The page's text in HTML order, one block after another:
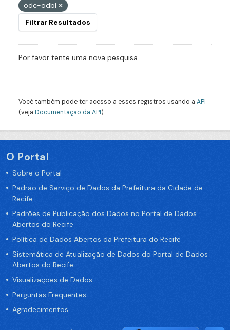
odc-odbl
Filtrar Resultados
Por favor tente uma nova pesquisa.
Você também pode ter acesso a esses registros usando a API
(veja Documentação da API).
O Portal
Sobre o Portal
Padrão de Serviço de Dados da Prefeitura da Cidade de
Recife
Padrões de Publicação dos Dados no Portal de Dados
Abertos do Recife
Política de Dados Abertos da Prefeitura do Recife
Sistemática de Atualização de Dados do Portal de Dados
Abertos do Recife
Visualizações de Dados
Perguntas Frequentes
Agradecimentos